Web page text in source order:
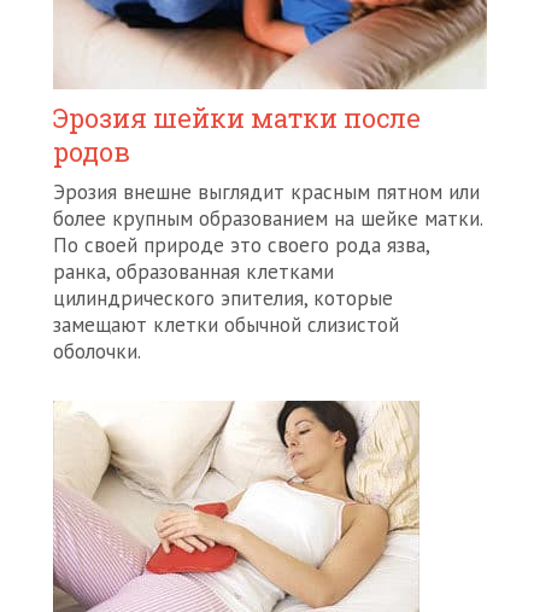
Эрозия шейки матки после
родов
Эрозия внешне выглядит красным пятном или
более крупным образованием на шейке матки.
По своей природе это своего рода язва,
ранка, образованная клетками
цилиндрического эпителия, которые
замещают клетки обычной слизистой
оболочки.